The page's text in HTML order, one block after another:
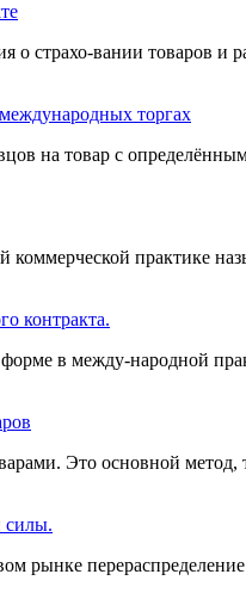
о страхо-вании товаров и
торгах
на товар с
коммерческой практике
контракта.
в между-народной
Это основной метод,
силы.
рынке